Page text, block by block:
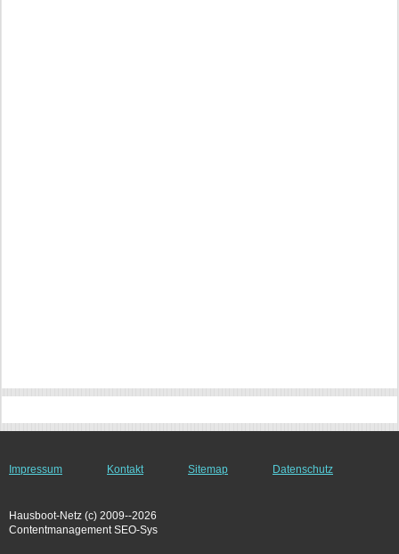
Impressum Kontakt Sitemap Datenschutz
Hausboot-Netz (c) 2009--2026
Contentmanagement SEO-Sys